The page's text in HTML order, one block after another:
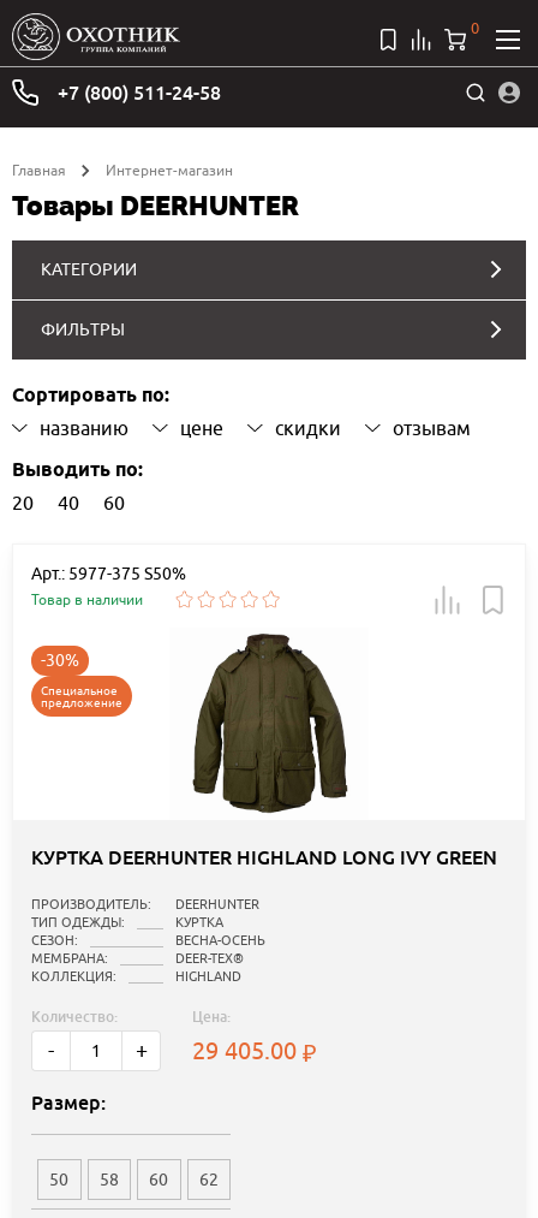
+7 (800) 511-24-58
0
Главная Интернет-магазин
Товары DEERHUNTER
КАТЕГОРИИ
ФИЛЬТРЫ
Сортировать по:
названию цене скидки отзывам
Выводить по:
20 40 60
Арт.: 5977-375 S50%
Товар в наличии
-30%
Специальное
предложение
КУРТКА DEERHUNTER HIGHLAND LONG IVY GREEN
ПРОИЗВОДИТЕЛЬ:
DEERHUNTER
ТИП ОДЕЖДЫ:
КУРТКА
СЕЗОН:
ВЕСНА-ОСЕНЬ
МЕМБРАНА:
DEER-TEX®
КОЛЛЕКЦИЯ:
HIGHLAND
Количество:
- +
Цена:
29 405.00
Размер:
50 58 60 62